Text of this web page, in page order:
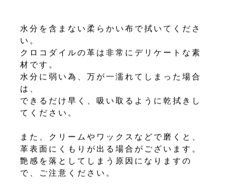
水分を含まない柔らかい布で拭いてくださ
い。
クロコダイルの革は非常にデリケートな素
材です。
水分に弱い為、万が一濡れてしまった場合
は、
できるだけ早く、吸い取るように乾拭きし
てください。
また、クリームやワックスなどで磨くと、
革表面にくもりが出る場合がございます。
艶感を落としてしまう原因になりますの
で、ご注意ください。